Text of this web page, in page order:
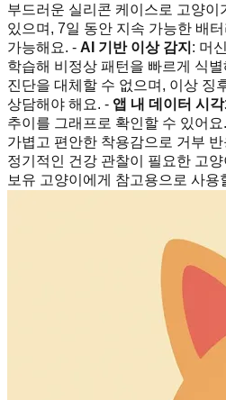
부드러운 실리콘 케이스로 고양이
있으며, 7일 동안 지속 가능한 배터
가능해요. - AI 기반 이상 감지 : 머
학습해 비정상 패턴을 빠르게 식
진단을 대체할 수 없으며, 이상 징
상담해야 해요. - 앱 내 데이터 시
추이를 그래프로 확인할 수 있어요
가볍고 편안한 착용감으로 거부
정기적인 건강 관찰이 필요한 고
보유 고양이에게 참고용으로 사용